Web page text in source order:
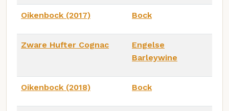
Oikenbock (2017) Bock
Zware Hufter Cognac
Engelse
Barleywine
Oikenbock (2018) Bock